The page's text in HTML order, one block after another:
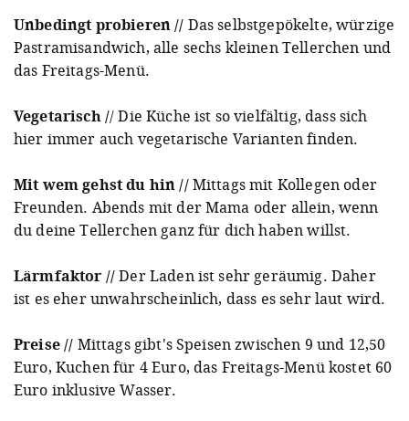
Unbedingt probieren // Das selbstgepökelte, würzige
Pastramisandwich, alle sechs kleinen Tellerchen und
das Freitags-Menü.
Vegetarisch // Die Küche ist so vielfältig, dass sich
hier immer auch vegetarische Varianten finden.
Mit wem gehst du hin //Mittags mit Kollegen oder
Freunden. Abends mit der Mama oder allein, wenn
du deine Tellerchen ganz für dich haben willst.
Lärmfaktor //Der Laden ist sehr geräumig. Daher
ist es eher unwahrscheinlich, dass es sehr laut wird.
Preise // Mittags gibt's Speisen zwischen 9 und 12,50
Euro, Kuchen für 4 Euro, das Freitags-Menü kostet 60
Euro inklusive Wasser.